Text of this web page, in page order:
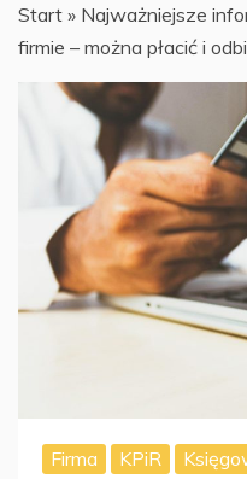
Start » Najważniejsze
firmie – można płacić i
Firma KPiR